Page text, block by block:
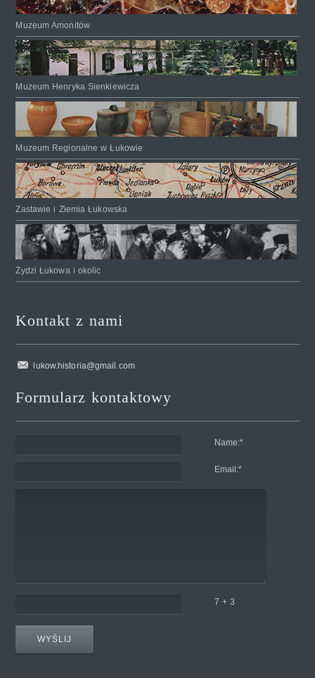
Muzeum Amonitów
Muzeum Henryka Sienkiewicza
Muzeum Regionalne w Łukowie
Zastawie i Ziemia Łukowska
Żydzi Łukowa i okolic
Kontakt z nami
lukow.historia@gmail.com
Formularz kontaktowy
Name:*
Email:*
7 + 3